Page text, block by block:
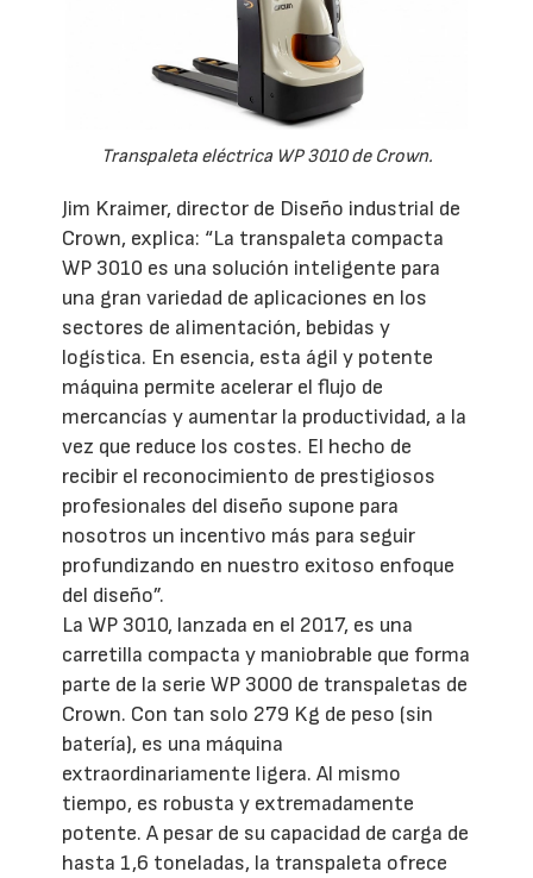
Transpaleta eléctrica WP 3010 de Crown.
Jim Kraimer, director de Diseño industrial de
Crown, explica: “La transpaleta compacta
WP 3010 es una solución inteligente para
una gran variedad de aplicaciones en los
sectores de alimentación, bebidas y
logística. En esencia, esta ágil y potente
máquina permite acelerar el flujo de
mercancías y aumentar la productividad, a la
vez que reduce los costes. El hecho de
recibir el reconocimiento de prestigiosos
profesionales del diseño supone para
nosotros un incentivo más para seguir
profundizando en nuestro exitoso enfoque
del diseño”.
La WP 3010, lanzada en el 2017, es una
carretilla compacta y maniobrable que forma
parte de la serie WP 3000 de transpaletas de
Crown. Con tan solo 279 Kg de peso (sin
batería), es una máquina
extraordinariamente ligera. Al mismo
tiempo, es robusta y extremadamente
potente. A pesar de su capacidad de carga de
hasta 1,6 toneladas, la transpaleta ofrece